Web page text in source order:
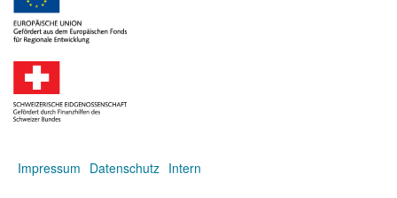
Impressum Datenschutz Intern